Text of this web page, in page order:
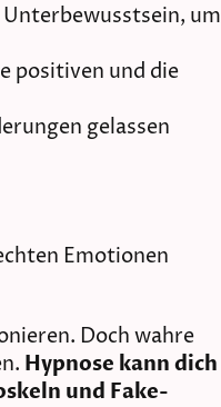
um
positiven und die
gelassen
Emotionen
Doch wahre
Hypnose kann dich
und Fake-